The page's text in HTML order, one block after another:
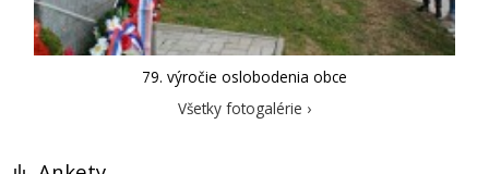
79. výročie oslobodenia obce
Všetky fotogalérie ›